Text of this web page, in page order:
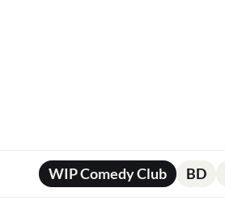
WIP Comedy Club BD